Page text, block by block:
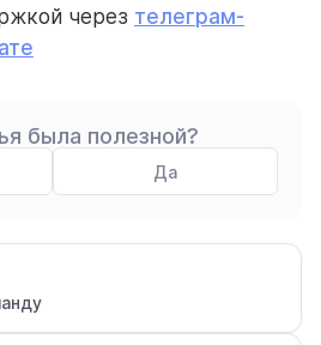
через телеграм-
была полезной?
Да